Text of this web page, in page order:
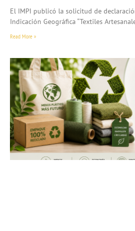
El IMPI publicó la solicitud de
Indicación Geográfica “Textiles
Read More »